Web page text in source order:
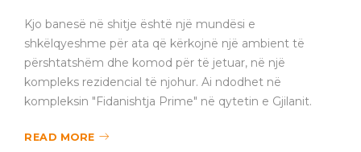
Shitet Banes në Gjilan –
Kompleksi Fidanishtja
Kjo banesë në shitje është një mundësi e
përshtatshëm dhe komod për të jetuar, në një